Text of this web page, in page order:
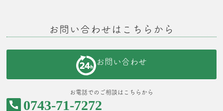
お問い合わせはこちらから
お問い合わせ
お電話でのご相談はこちらから
0743-71-7272